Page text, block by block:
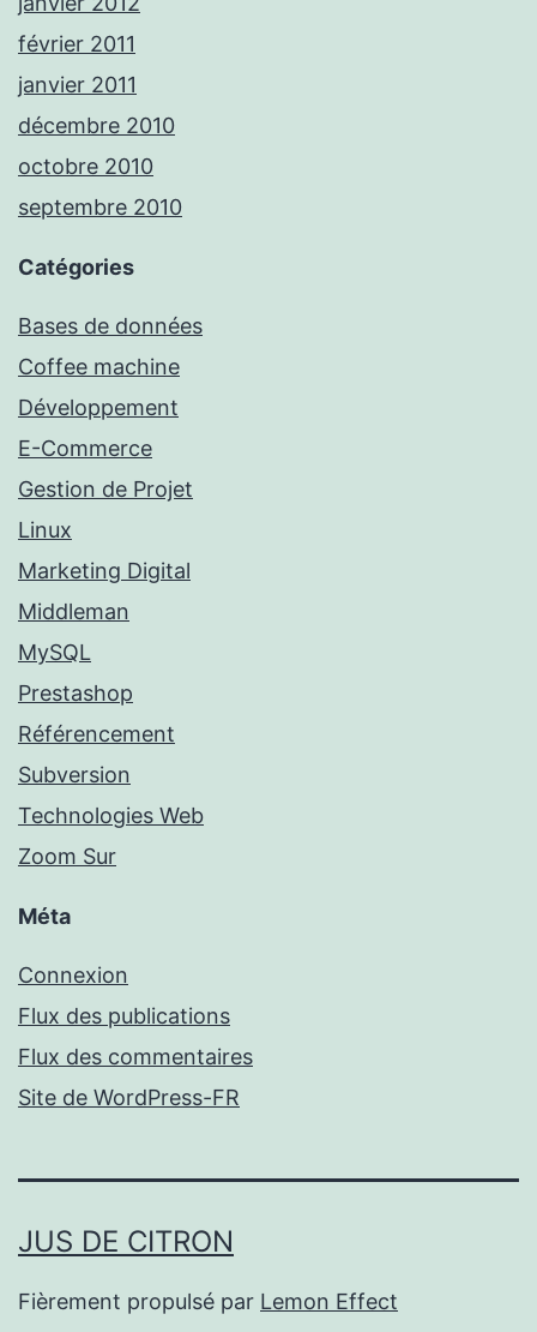
février 2011
janvier 2011
décembre 2010
octobre 2010
septembre 2010
Catégories
Bases de données
Coffee machine
Développement
E-Commerce
Gestion de Projet
Linux
Marketing Digital
Middleman
MySQL
Prestashop
Référencement
Subversion
Technologies Web
Zoom Sur
Méta
Connexion
Flux des publications
Flux des commentaires
Site de WordPress-FR
JUS DE CITRON
Fièrement propulsé par Lemon Effect